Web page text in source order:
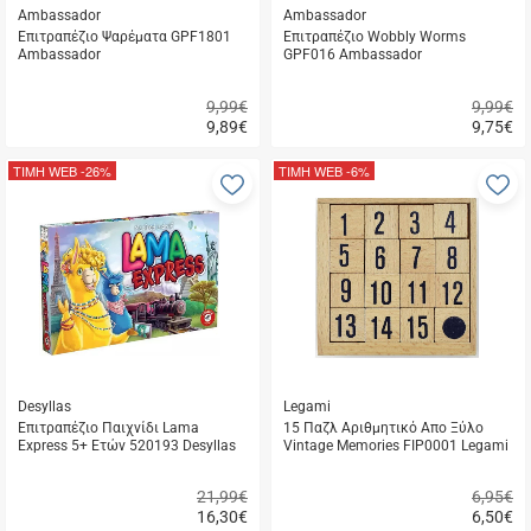
Ambassador
Επιτραπέζιο Ψαρέματα GPF1801
Ambassador
9,89€
9,99€
αγορά
Ambassador
Επιτραπέζιο Wobbly Worms
GPF016 Ambassador
9,75€
9,99€
αγορά
Desyllas
Επιτραπέζιο Παιχνίδι Lama
Express 5+ Ετών 520193 Desyllas
16,30€
21,99€
ΤΙΜΗ WEB-26%
Προσθήκη
αγαπημένα
Legami
15 Παζλ Αριθμητικό Απο Ξύλο
Vintage Memories FIP0001 Legami
6,50€
6,95€
ΤΙΜΗ WEB-6%